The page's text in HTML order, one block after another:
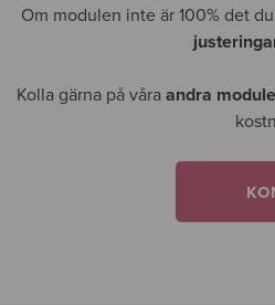
Om modulen inte är 100% det
Kolla gärna på våra andra